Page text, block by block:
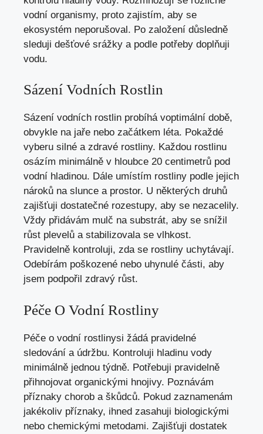
vodní organismy, proto zajistím, aby se
ekosystém neporušoval. Po založení důsledně
sleduji dešťové srážky a podle potřeby doplňuji
vodu.
Sázení Vodních Rostlin
Sázení vodních rostlin probíhá voptimální době,
obvykle na jaře nebo začátkem léta. Pokaždé
vyberu silné a zdravé rostliny. Každou rostlinu
osázím minimálně v hloubce 20 centimetrů pod
vodní hladinou. Dále umístím rostliny podle jejich
nároků na slunce a prostor. U některých druhů
zajišťuji dostatečné rozestupy, aby se nezacelily.
Vždy přidávám mulč na substrát, aby se snížil
růst plevelů a stabilizovala se vlhkost.
Pravidelně kontroluji, zda se rostliny uchytávají.
Odebírám poškozené nebo uhynulé části, aby
jsem podpořil zdravý růst.
Péče O Vodní Rostliny
Péče o vodní rostlinysi žádá pravidelné
sledování a údržbu. Kontroluji hladinu vody
minimálně jednou týdně. Potřebuji pravidelně
přihnojovat organickými hnojivy. Poznávám
příznaky chorob a škůdců. Pokud zaznamenám
jakékoliv příznaky, ihned zasahuji biologickými
nebo chemickými metodami. Zajišťuji dostatek